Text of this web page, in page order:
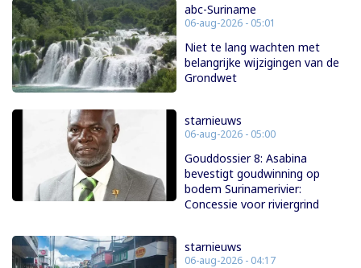
abc-Suriname
06-aug-2026 - 05:01
Niet te lang wachten met
belangrijke wijzigingen van de
Grondwet
starnieuws
06-aug-2026 - 05:00
Gouddossier 8: Asabina
bevestigt goudwinning op
bodem Surinamerivier:
Concessie voor riviergrind
starnieuws
06-aug-2026 - 04:17